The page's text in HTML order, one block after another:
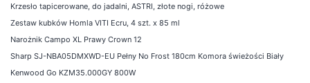
Krzesło tapicerowane, do jadalni, ASTRI, złote nogi, różowe
Zestaw kubków Homla VITI Ecru, 4 szt. x 85 ml
Narożnik Campo XL Prawy Crown 12
Sharp SJ-NBA05DMXWD-EU Pełny No Frost 180cm Komora świeżości Biały
Kenwood Go KZM35.000GY 800W